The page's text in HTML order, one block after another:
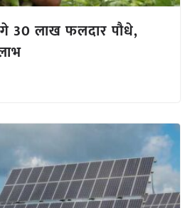
30 लाख फलदार पौधे,